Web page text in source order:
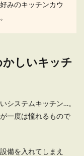
みのキッチンカウ
しいキッチ
システムキッチン…。
一度は憧れるもので
備を入れてしまえ